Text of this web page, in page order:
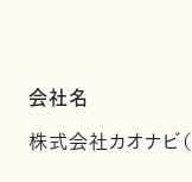
会社名
株式会社カオナビ